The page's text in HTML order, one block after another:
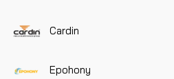
Cardin
Epohony